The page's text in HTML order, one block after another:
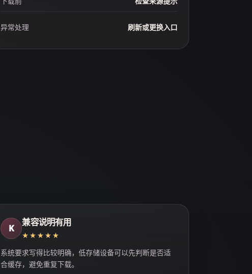
异常处理 刷新或更换入口
K
兼容说明有用
★★★★★
系统要求写得比较明确，低存储设备可以先判断是否适
合缓存，避免重复下载。